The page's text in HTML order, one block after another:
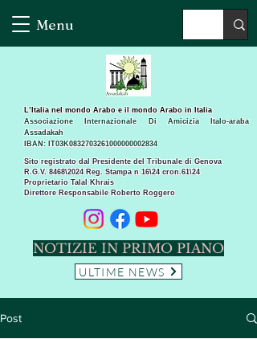
Menu
Sito registrato dal Presidente del Tribunale di Genova
R.G.V. 8468\2024 Reg. Stampa n 16\24 cron.61\24 ​
Proprietario Talal Khrais
Direttore Responsabile Roberto Roggero
L’Italia nel mondo Arabo e il mondo Arabo in Italia
Associazione Internazionale Di Amicizia Italo-araba
Assadakah
IBAN: IT03K0832703261000000002834
NOTIZIE IN PRIMO PIANO
ULTIME NEWS
Post